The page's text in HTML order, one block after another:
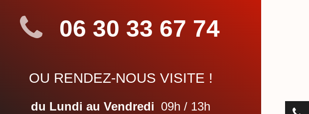
06 30 33 67 74
OU RENDEZ-NOUS VISITE !
du Lundi au Vendredi 09h / 13h